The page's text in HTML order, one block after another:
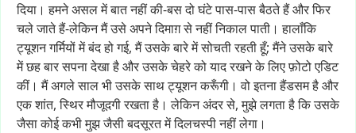
दिया। हमनेअसलमेंबातनहींकी-बसदोघंटेपास-पासबैठतेहैंऔरफिर
चलेजातेहैं-लेकिनमैंउसेअपनेदिमाग़सेनहींनिकालपाती। हालाँकि
ट्यूशनगर्मियोंमेंबंदहोगई, मैंउसकेबारेमेंसोचतीरहतीहूँ; मैंनेउसकेबारे
मेंछहबारसपनादेखाहैऔरउसकेचेहरेकोयादरखनेकेलिएफ़ोटोएडिट
कीं। मैंअगलेसालभीउसकेसाथट्यूशनकरूँगी। वोइतनाहैंडसमहैऔर
एकशांत, स्थिरमौजूदगीरखताहै। लेकिनअंदरसे, मुझेलगताहैकिउसके
जैसाकोईकभीमुझजैसीबदसूरतमेंदिलचस्पीनहींलेगा।